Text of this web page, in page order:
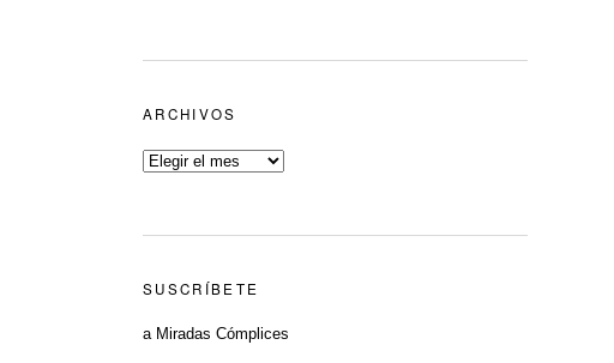
ARCHIVOS
SUSCRÍBETE
a Miradas Cómplices